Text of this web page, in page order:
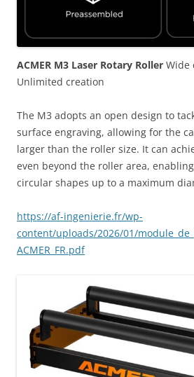
ACMER M3 Laser Rotary Roller Wide
Unlimited creation
The M3 adopts an open design to
surface engraving, allowing for the
larger than the roller size. It can
even beyond the roller area,
circular shapes up to a maximum
https://af-ingenierie.fr/wp-
content/uploads/2026/01/
ACMER_FR.pdf